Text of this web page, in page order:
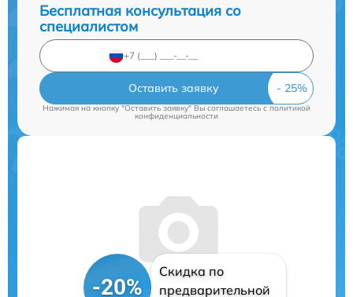
Бесплатная консультация со
специалистом
Оставить заявку
Нажимая на кнопку "Оставить заявку" Вы соглашаетесь cполитикой
конфиденциальности
-20%
Скидка по
предварительной